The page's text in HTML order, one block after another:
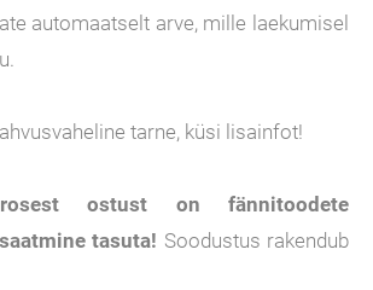
automaatselt arve, mille laekumisel
tarne, küsi lisainfot!
ostust on fännitoodete
saatmine tasuta! Soodustus rakendub